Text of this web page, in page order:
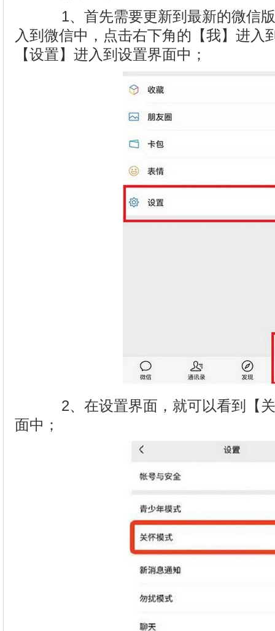
1、首先需要更新到最新的微信版
入到微信中，点击右下角的【我】进入
【设置】进入到设置界面中；
2、在设置界面，就可以看到【关
面中；